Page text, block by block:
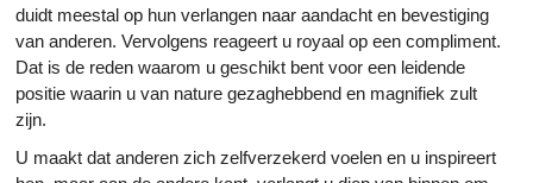
duidt meestal op hun verlangen naar aandacht en bevestiging
van anderen. Vervolgens reageert u royaal op een compliment.
Dat is de reden waarom u geschikt bent voor een leidende
positie waarin u van nature gezaghebbend en magnifiek zult
zijn.
U maakt dat anderen zich zelfverzekerd voelen en u inspireert